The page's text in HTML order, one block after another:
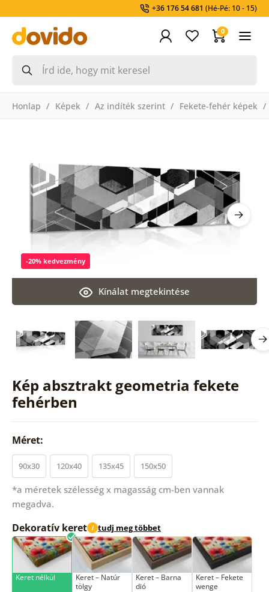
+36 176 54 681 (Hé-Pé: 10 - 15)
0
Honlap Képek Az indíték szerint Fekete-fehér képek
Kép absztrakt geometria fekete
fehérben
Kínálat megtekintése
-20% kedvezmény
Méret:
90x30 120x40 135x45 150x50
*a méretek szélesség x magasság cm-ben vannak
megadva.
Dekoratív keret i tudj meg többet
Keret nélkül
Keret – Natúr
tölgy
Keret – Barna
dió
Keret – Fekete
wenge